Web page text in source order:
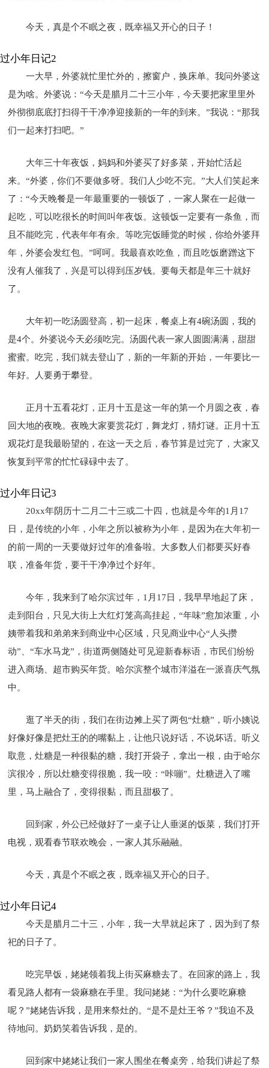
今天，真是个不眠之夜，既幸福又开心的日子！
过小年日记2
一大早，外婆就忙里忙外的，擦窗户，换床单。我问外婆这
是为啥。外婆说：“今天是腊月二十三小年，今天要把家里里外
外彻彻底底打扫得干干净净迎接新的一年的到来。”我说：“那我
们一起来打扫吧。”
大年三十年夜饭，妈妈和外婆买了好多菜，开始忙活起
来。“外婆，你们不要做多呀。我们人少吃不完。”大人们笑起来
了：“今天晚餐是一年最重要的一顿饭了，一家人聚在一起做一
起吃，可以吃很长的时间叫年夜饭。这顿饭一定要有一条鱼，而
且不能吃完，代表年年有余。等吃完饭睡觉的时候，你给外婆拜
年，外婆会发红包。”呵呵。我最喜欢吃鱼，而且吃饭磨蹭这下
没有人催我了，兴是可以得到压岁钱。要每天都是年三十就好
了。
大年初一吃汤圆登高，初一起床，餐桌上有4碗汤圆，我的
是4个。外婆说今天必须吃完。汤圆代表一家人圆圆满满，甜甜
蜜蜜。吃完，我们就去登山了，新的一年新的开始，一年要比一
年好。人要勇于攀登。
正月十五看花灯，正月十五是这一年的第一个月圆之夜，春
回大地的夜晚。夜晚大家要赏花灯，舞龙灯，猜灯谜。正月十五
观花灯是我最盼望的，在这一天之后，春节算是过完了，大家又
恢复到平常的忙忙碌碌中去了。
过小年日记3
20xx年阴历十二月二十三或二十四，也就是今年的1月17
日，是传统的小年，小年之所以被称为小年，是因为在大年初一
的前一周的一天要做好过年的准备啦。大多数人们都要买好春
联，准备年货，要干干净净过个好年。
今年，我来到了哈尔滨过年，1月17日，我早早地起了床，
走到阳台，只见大街上大红灯笼高高挂起，“年味”愈加浓重，小
姨带着我和弟弟来到商业中心区域，只见商业中心“人头攒
动”、“车水马龙”，街道两侧随处可见迎新春标语，市民们纷纷
进入商场、超市购买年货。哈尔滨整个城市洋溢在一派喜庆气氛
中。
逛了半天的街，我们在街边摊上买了两包“灶糖”，听小姨说
好像好像是把灶王的的嘴黏上，让他只说好话，不说坏话。听义
取意，灶糖是一种很黏的糖，我打开袋子，拿出一根，由于哈尔
滨很冷，所以灶糖变得很脆，我一咬：“咔嘣”。灶糖进入了嘴
里，马上融合了，变得很黏，而且甜极了。
回到家，外公已经做好了一桌子让人垂涎的饭菜，我们打开
电视，观看春节联欢晚会，一家人其乐融融。
今天，真是个不眠之夜，既幸福又开心的日子。
过小年日记4
今天是腊月二十三，小年，我一大早就起床了，因为到了祭
祀的日子了。
吃完早饭，姥姥领着我上街买麻糖去了。在回家的路上，我
看见路人都有一袋麻糖在手里。我问姥姥：“为什么要吃麻糖
呢？”姥姥告诉我，是用来祭灶的。“是不是灶王爷？”我迫不及
待地问。奶奶笑着告诉我，是的。
回到家中姥姥让我们一家人围坐在餐桌旁，给我们讲起了祭